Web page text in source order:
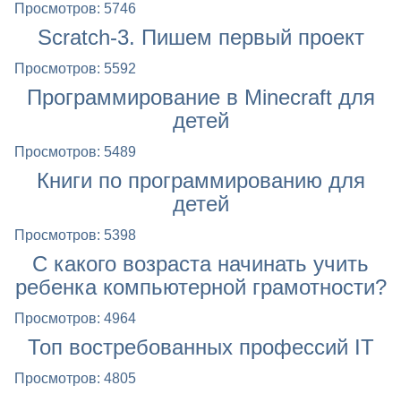
Просмотров: 5746
Scratch-3. Пишем первый проект
Просмотров: 5592
Программирование в Minecraft для
детей
Просмотров: 5489
Книги по программированию для
детей
Просмотров: 5398
С какого возраста начинать учить
ребенка компьютерной грамотности?
Просмотров: 4964
Топ востребованных профессий IT
Просмотров: 4805